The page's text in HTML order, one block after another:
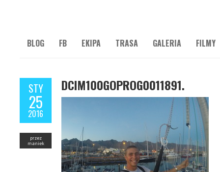
BLOG FB EKIPA TRASA GALERIA FILMY
STY
25
2016
przez
maniek
DCIM100GOPROG0011891.